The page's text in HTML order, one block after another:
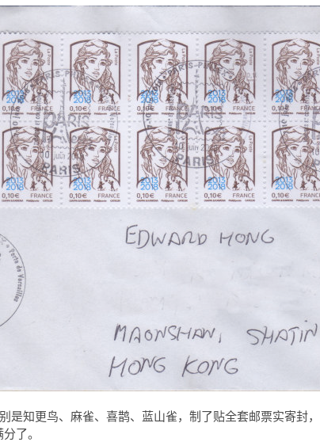
是知更鸟、麻雀、喜鹊、蓝山雀，制了贴全套邮票实寄封
了。